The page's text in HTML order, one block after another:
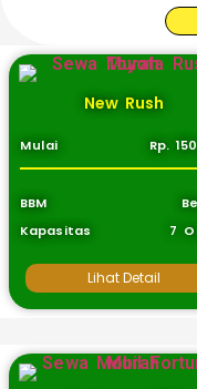
New Rush
Mulai Rp.
BBM
Kapasitas
7
Lihat Detail